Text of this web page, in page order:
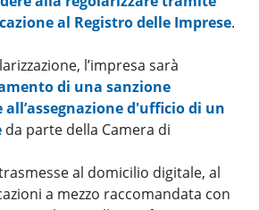
al Registro delle Imprese.
l’impresa sarà
di una sanzione
d'ufficio di un
da parte della Camera di
al domicilio digitale, al
a mezzo raccomandata con